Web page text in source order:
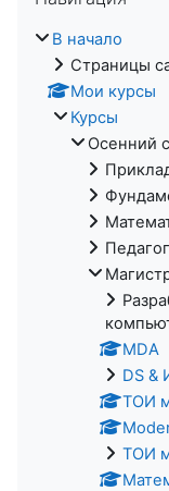
В начало
Страницы
Мои курсы
Курсы
Осенний
MDA
DS &
ТОИ
ТОИ